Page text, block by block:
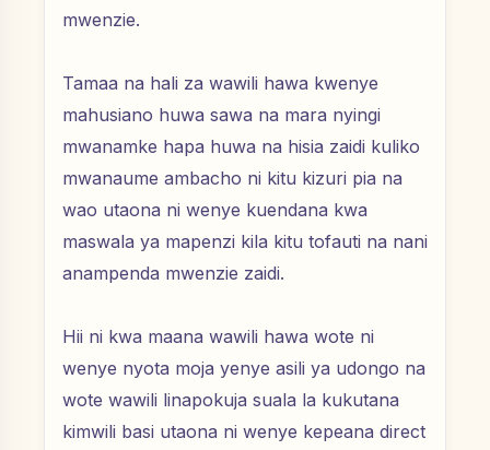
mwenzie.
Tamaa na hali za wawili hawa kwenye
mahusiano huwa sawa na mara nyingi
mwanamke hapa huwa na hisia zaidi kuliko
mwanaume ambacho ni kitu kizuri pia na
wao utaona ni wenye kuendana kwa
maswala ya mapenzi kila kitu tofauti na nani
anampenda mwenzie zaidi.
Hii ni kwa maana wawili hawa wote ni
wenye nyota moja yenye asili ya udongo na
wote wawili linapokuja suala la kukutana
kimwili basi utaona ni wenye kepeana direct